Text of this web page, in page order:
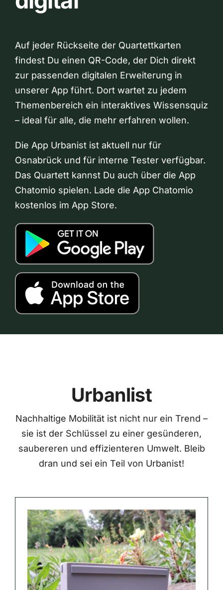
Auf jeder Rückseite der Quartettkarten
findest Du einen QR-Code, der Dich direkt
zur passenden digitalen Erweiterung in
unserer App führt. Dort wartet zu jedem
Themenbereich ein interaktives Wissensquiz
– ideal für alle, die mehr erfahren wollen.
Die App Urbanist ist aktuell nur für
Osnabrück und für interne Tester verfügbar.
Das Quartett kannst Du auch über die App
Chatomio spielen. Lade die App Chatomio
kostenlos im App Store.
Urbanlist
Nachhaltige Mobilität ist nicht nur ein Trend –
sie ist der Schlüssel zu einer gesünderen,
saubereren und effizienteren Umwelt. Bleib
dran und sei ein Teil von Urbanist!